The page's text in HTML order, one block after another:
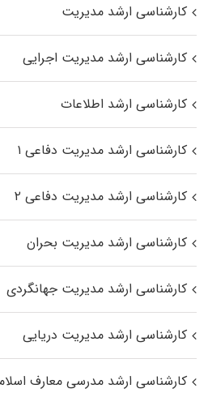
کارشناسی ارشد مدیریت
کارشناسی ارشد مدیریت اجرایی
کارشناسی ارشد اطلاعات
کارشناسی ارشد مدیریت دفاعی ۱
کارشناسی ارشد مدیریت دفاعی ۲
کارشناسی ارشد مدیریت بحران
کارشناسی ارشد مدیریت جهانگردی
کارشناسی ارشد مدیریت دریایی
کارشناسی ارشد مدرسی معارف